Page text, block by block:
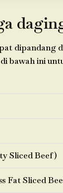
dipandang
bawah ini
Sliced Beef)
Fat Sliced